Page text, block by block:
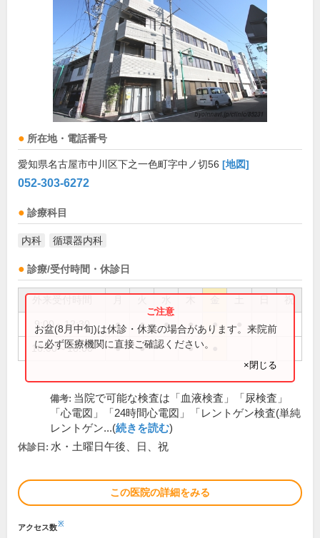
所在地・電話番号
愛知県名古屋市中川区下之一色町字中ノ切56 [地図]
052-303-6272
診療科目
内科 循環器内科
診療/受付時間・休診日
祝
9:00～12:30 ● ● ● ● ●
16:00～18:00 ● ● ●
お盆(8月中旬)は休診・休業の場合があります。来院前
に必ず医療機関に直接ご確認ください。
×閉じる
備考: 当院で可能な検査は「血液検査」「尿検査」
「心電図」「24時間心電図」「レントゲン検査(単純
レントゲン...(続きを読む)
休診日: 水・土曜日午後、日、祝
この医院の詳細をみる
アクセス数※